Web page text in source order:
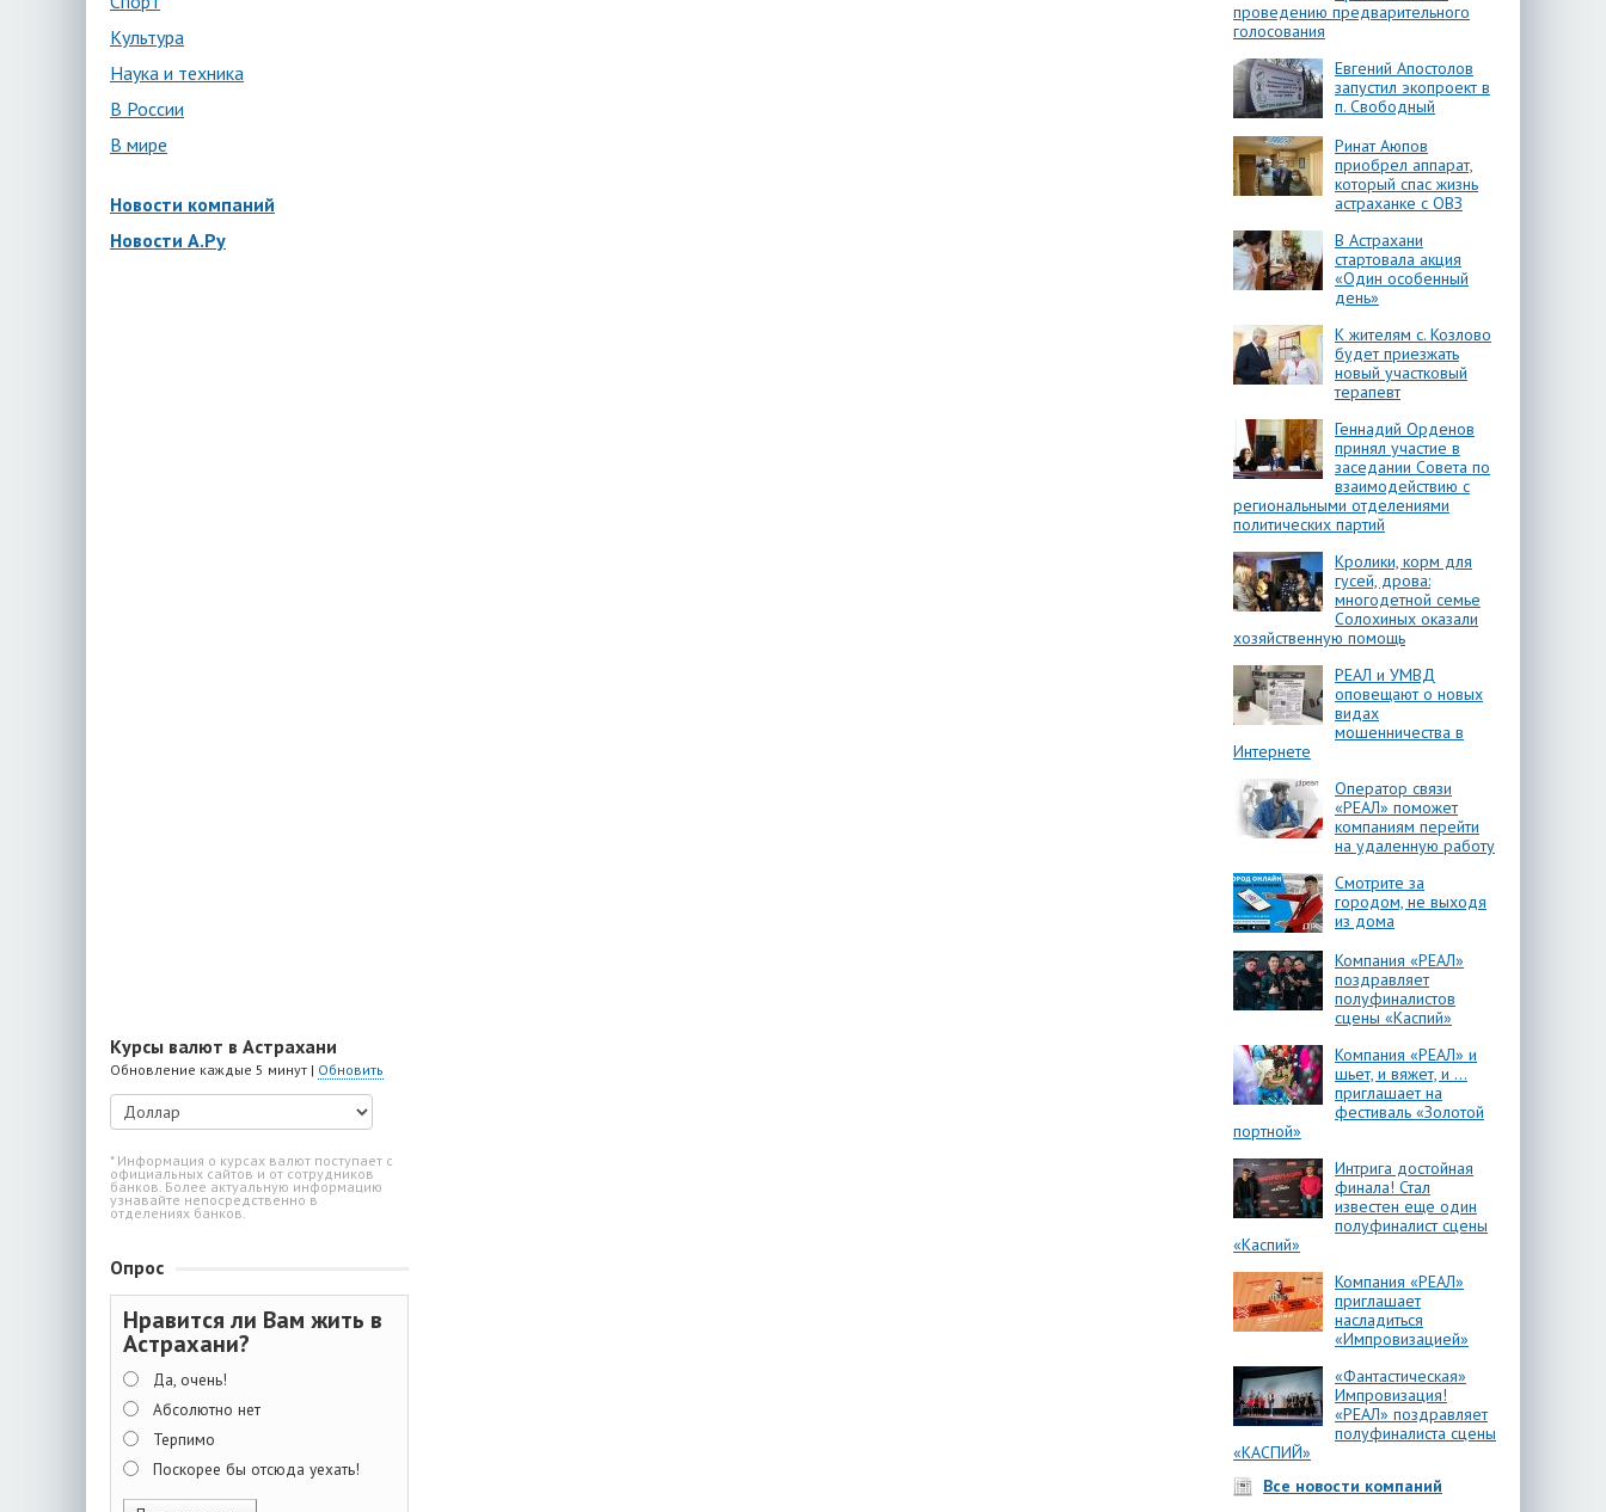
Культура
Наука и техника
В России
В мире
Новости компаний
Новости А.Ру
Курсы валют в Астрахани
Обновление каждые 5 минут | Обновить
* Информация о курсах валют поступает с
официальных сайтов и от сотрудников
банков. Более актуальную информацию
узнавайте непосредственно в
отделениях банков.
Опрос
Нравится ли Вам жить в
Астрахани?
Да, очень!
Абсолютно нет
Терпимо
Поскорее бы отсюда уехать!
проведению предварительного
голосования
Евгений Апостолов
запустил экопроект в
п. Свободный
Ринат Аюпов
приобрел аппарат,
который спас жизнь
астраханке с ОВЗ
В Астрахани
стартовала акция
«Один особенный
день»
К жителям с. Козлово
будет приезжать
новый участковый
терапевт
Геннадий Орденов
принял участие в
заседании Совета по
взаимодействию с
региональными отделениями
политических партий
Кролики, корм для
гусей, дрова:
многодетной семье
Солохиных оказали
хозяйственную помощь
РЕАЛ и УМВД
оповещают о новых
видах
мошенничества в
Интернете
Оператор связи
«РЕАЛ» поможет
компаниям перейти
на удаленную работу
Смотрите за
городом, не выходя
из дома
Компания «РЕАЛ»
поздравляет
полуфиналистов
сцены «Каспий»
Компания «РЕАЛ» и
шьет, и вяжет, и …
приглашает на
фестиваль «Золотой
портной»
Интрига достойная
финала! Стал
известен еще один
полуфиналист сцены
«Каспий»
Компания «РЕАЛ»
приглашает
насладиться
«Импровизацией»
«Фантастическая»
Импровизация!
«РЕАЛ» поздравляет
полуфиналиста сцены
«КАСПИЙ»
Все новости компаний